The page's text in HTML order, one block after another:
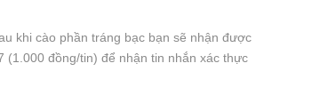
khi cào phần tráng bạc bạn sẽ nhận được
(1.000 đồng/tin) để nhận tin nhắn xác thực